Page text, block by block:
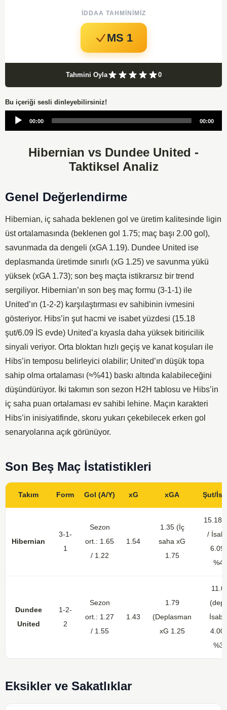
İDDAA TAHMINIMIZ
MS 1
Tahmini Oyla 0
Bu içeriği sesli dinleyebilirsiniz!
Audio
00:00 00:00
Hibernian vs Dundee United -
Taktiksel Analiz
Genel Değerlendirme
Hibernian, iç sahada beklenen gol ve üretim kalitesinde ligin
üst ortalamasında (beklenen gol 1.75; maç başı 2.00 gol),
savunmada da dengeli (xGA 1.19). Dundee United ise
deplasmanda üretimde sınırlı (xG 1.25) ve savunma yükü
yüksek (xGA 1.73); son beş maçta istikrarsız bir trend
sergiliyor. Hibernian’ın son beş maç formu (3-1-1) ile
United’ın (1-2-2) karşılaştırması ev sahibinin ivmesini
gösteriyor. Hibs’in şut hacmi ve isabet yüzdesi (15.18
şut/6.09 İS evde) United’a kıyasla daha yüksek bitiricilik
sinyali veriyor. Orta bloktan hızlı geçiş ve kanat koşuları ile
Hibs’in temposu belirleyici olabilir; United’ın düşük topa
sahip olma ortalaması (≈%41) baskı altında kalabileceğini
düşündürüyor. İki takımın son sezon H2H tablosu ve Hibs’in
iç saha puan ortalaması ev sahibi lehine. Maçın karakteri
Hibs’in inisiyatifinde, skoru yukarı çekebilecek erken gol
senaryolarına açık görünüyor.
Son Beş Maç İstatistikleri
Takım Form Gol (A/Y) xG xGA Şut/
Hibernian
3-1-
1
Sezon
ort.: 1.65
/ 1.22
1.54
1.35 (İç
saha xG
1.75
15.18
/
6.09
%40
Dundee
United
1-2-
2
Sezon
ort.: 1.27
/ 1.55
1.43
1.79
(Deplasman
xG 1.25
4.00
%36
Eksikler ve Sakatlıklar